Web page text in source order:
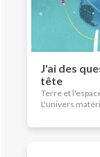
J'ai des
tête
Terre et
L'univers